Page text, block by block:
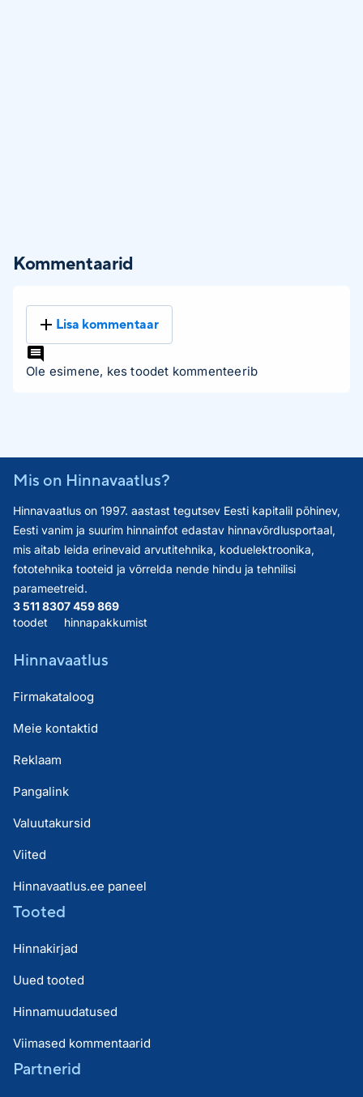
Kommentaarid
Lisa kommentaar
Ole esimene, kes toodet kommenteerib
Mis on Hinnavaatlus?
Hinnavaatlus on 1997. aastast tegutsev Eesti kapitalil põhinev,
Eesti vanim ja suurim hinnainfot edastav hinnavõrdlusportaal,
mis aitab leida erinevaid arvutitehnika, koduelektroonika,
fototehnika tooteid ja võrrelda nende hindu ja tehnilisi
parameetreid.
3 511 830
toodet
7 459 869
hinnapakkumist
Hinnavaatlus
Firmakataloog
Meie kontaktid
Reklaam
Pangalink
Valuutakursid
Viited
Hinnavaatlus.ee paneel
Tooted
Hinnakirjad
Uued tooted
Hinnamuudatused
Viimased kommentaarid
Partnerid